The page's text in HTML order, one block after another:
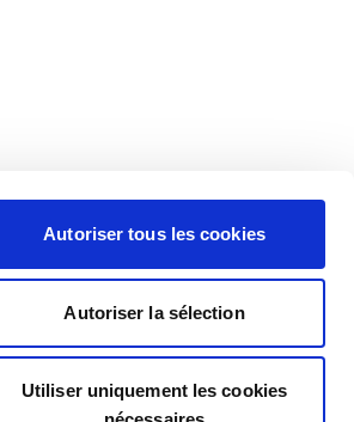
Autoriser tous les cookies
Autoriser la sélection
Utiliser uniquement les cookies